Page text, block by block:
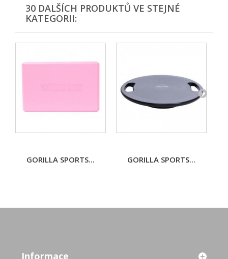
30 DALŠÍCH PRODUKTŮ VE STEJNÉ
KATEGORII:
GORILLA SPORTS... GORILLA SPORTS...
Informace